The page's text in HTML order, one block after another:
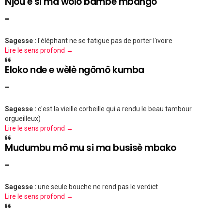
""
Sagesse : l'éléphant ne se fatigue pas de porter l'ivoire
Lire le sens profond →
Eloko nde e wèlè ngômô kumba
""
Sagesse : c'est la vieille corbeille qui a rendu le beau tambour
orgueilleux)
Lire le sens profond →
Mudumbu mô mu si ma busisè mbako
""
Sagesse : une seule bouche ne rend pas le verdict
Lire le sens profond →